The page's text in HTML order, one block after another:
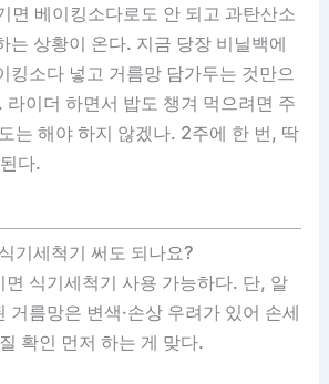
면 베이킹소다로도 안 되고 과탄산소
는 상황이 온다. 지금 당장 비닐백에
킹소다 넣고 거름망 담가두는 것만으
라이더 하면서 밥도 챙겨 먹으려면 주
는 해야 하지 않겠나. 2주에 한 번, 딱
다.
기세척기 써도 되나요?
면 식기세척기 사용 가능하다. 단, 알
거름망은 변색·손상 우려가 있어 손세
확인 먼저 하는 게 맞다.